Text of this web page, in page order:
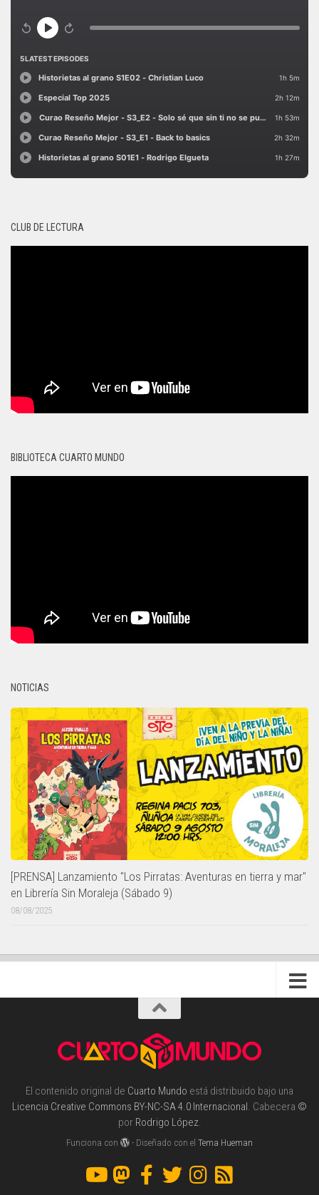
CLUB DE LECTURA
BIBLIOTECA CUARTO MUNDO
NOTICIAS
[PRENSA] Lanzamiento "Los Pirratas: Aventuras en tierra y mar"
en Librería Sin Moraleja (Sábado 9)
08/08/2025
El contenido original de Cuarto Mundo está distribuido bajo una
Licencia Creative Commons BY-NC-SA 4.0 Internacional. Cabecera ©
por Rodrigo López.
Funciona con - Diseñado con elTema Hueman